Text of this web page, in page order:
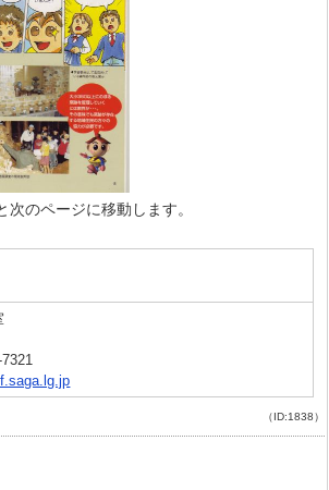
次のページに移動します。
（ID:1838）